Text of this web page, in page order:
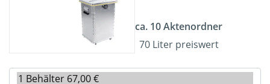
ca. 10 Aktenordner
70 Liter preiswert